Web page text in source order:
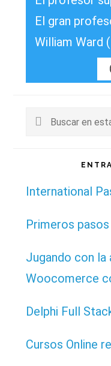
El gran
William Ward
Buscar
International
Primeros
Jugando con la
Woocomerce
Delphi Full
Cursos Online